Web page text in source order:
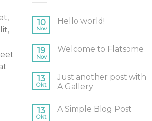
10
Nov
Hello world!
19
Nov
Welcome to Flatsome
13
Okt
Just another post with
A Gallery
13
Okt
A Simple Blog Post